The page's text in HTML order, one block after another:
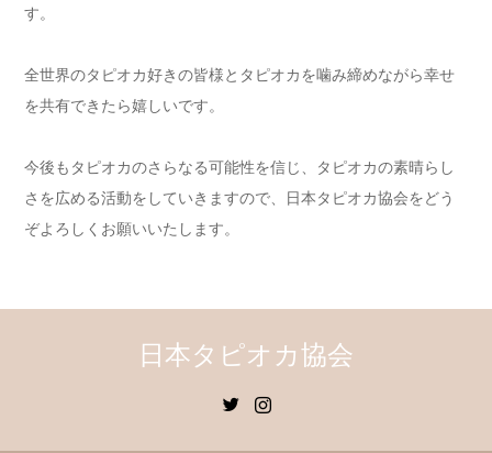
す。
全世界のタピオカ好きの皆様とタピオカを噛み締めながら幸せ
を共有できたら嬉しいです。
今後もタピオカのさらなる可能性を信じ、タピオカの素晴らし
さを広める活動をしていきますので、日本タピオカ協会をどう
ぞよろしくお願いいたします。
日本タピオカ協会